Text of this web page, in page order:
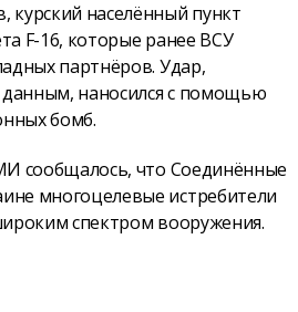
населённый пункт
F-16, которые ранее ВСУ
партнёров. Удар,
наносился с помощью
бомб.
сообщалось, что Соединённые
многоцелевые истребители
спектром вооружения.